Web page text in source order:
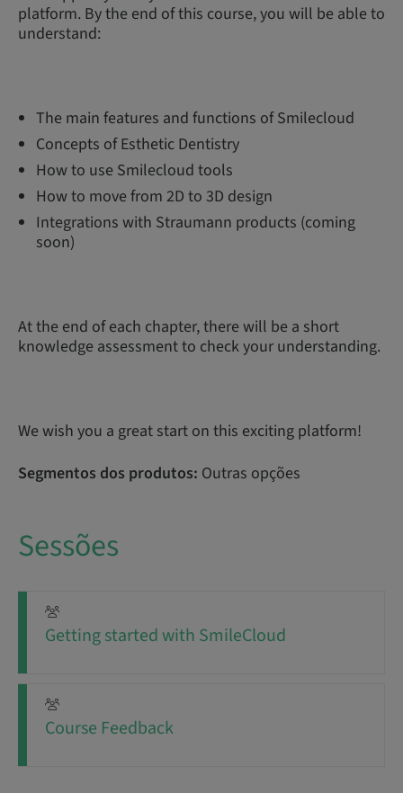
platform. By the end of this course, you will be able to
understand:
The main features and functions of Smilecloud
Concepts of Esthetic Dentistry
How to use Smilecloud tools
How to move from 2D to 3D design
Integrations with Straumann products (coming
soon)
At the end of each chapter, there will be a short
knowledge assessment to check your understanding.
We wish you a great start on this exciting platform!
Segmentos dos produtos: Outras opções
Sessões
Getting started with SmileCloud
Course Feedback